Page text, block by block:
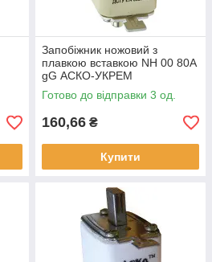
Запобіжник ножовий з
плавкою вставкою NH 00 80A
gG АСКО-УКРЕМ
Готово до відправки 3 од.
160,66 ₴
Купити